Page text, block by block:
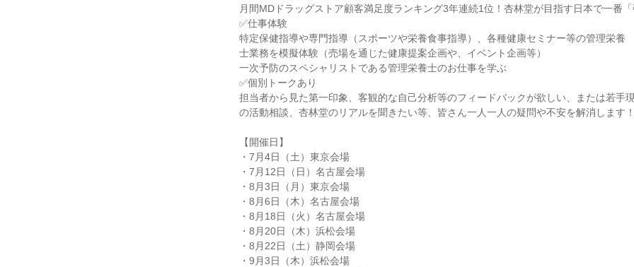
月間MDドラッグストア顧客満足度ランキング3年連続1位！杏林堂が目指す日本で一番
✅仕事体験
特定保健指導や専門指導（スポーツや栄養食事指導）、各種健康セミナー等の管理栄養
士業務を模擬体験（売場を通じた健康提案企画や、イベント企画等）
一次予防のスペシャリストである管理栄養士のお仕事を学ぶ
✅個別トークあり
担当者から見た第一印象、客観的な自己分析等のフィードバックが欲しい、または若手
の活動相談、杏林堂のリアルを聞きたい等、皆さん一人一人の疑問や不安を解消します！
【開催日】
・7月4日（土）東京会場
・7月12日（日）名古屋会場
・8月3日（月）東京会場
・8月6日（木）名古屋会場
・8月18日（火）名古屋会場
・8月20日（木）浜松会場
・8月22日（土）静岡会場
・9月3日（木）浜松会場